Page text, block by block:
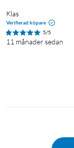
Klas
Verifierad köpare
5/5
11 månader sedan